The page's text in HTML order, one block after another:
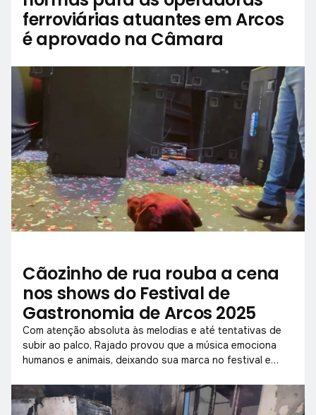
ferroviárias atuantes em Arcos
é aprovado na Câmara
Cãozinho de rua rouba a cena
nos shows do Festival de
Gastronomia de Arcos 2025
Com atenção absoluta às melodias e até tentativas de
subir ao palco, Rajado provou que a música emociona
humanos e animais, deixando sua marca no festival e